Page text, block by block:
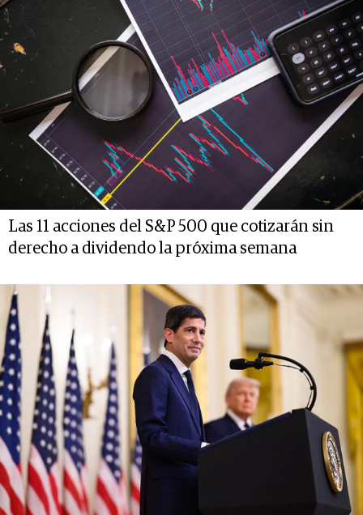
Las 11 acciones del S&P 500 que cotizarán sin
derecho a dividendo la próxima semana